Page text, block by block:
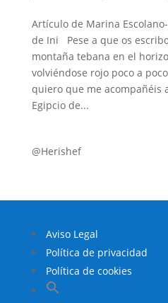
Artículo de Marina
de Ini Pese a que os
montaña tebana en el
volviéndose rojo poco a
quiero que me acompañéis
Egipcio de...
@Herishef
Aviso Legal
Política de privacidad
Política de cookies
Buscar: